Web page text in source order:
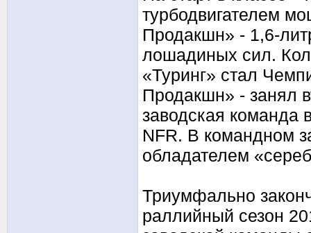
турбодвигателем
Продакшн» - 1,6-
лошадиных сил.
«Туринг» стал
Продакшн» - занял
заводская команда
NFR. В командном
обладателем
Триумфально
раллийный сезон